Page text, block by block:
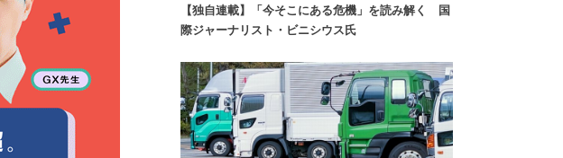
【独自連載】「今そこにある危機」を読み解く 国
際ジャーナリスト・ビニシウス氏